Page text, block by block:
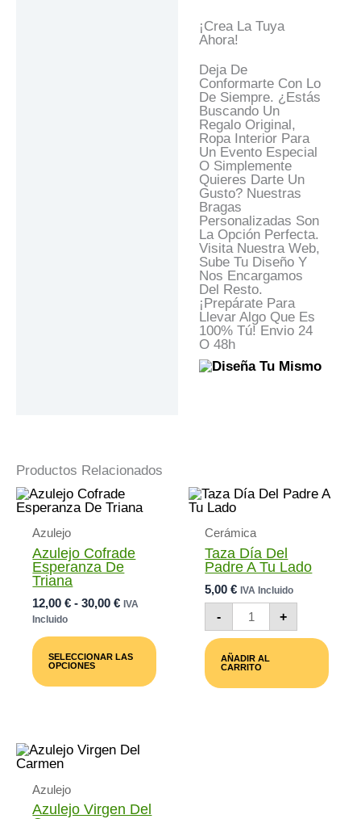
¡Crea La Tuya
Ahora!
Deja De
Conformarte Con Lo
De Siempre. ¿Estás
Buscando Un
Regalo Original,
Ropa Interior Para
Un Evento Especial
O Simplemente
Quieres Darte Un
Gusto? Nuestras
Bragas
Personalizadas Son
La Opción Perfecta.
Visita Nuestra Web,
Sube Tu Diseño Y
Nos Encargamos
Del Resto.
¡Prepárate Para
Llevar Algo Que Es
100% Tú! Envio 24
O 48h
Productos Relacionados
Azulejo
Azulejo Cofrade
Esperanza De
Triana
12,00€ - 30,00€Rango
Desde
12,00 €
Hasta
IVA
Incluido
SELECCIONAR LAS
OPCIONES
Producto
Múltiples
Cerámica
Taza Día Del
Padre A Tu Lado
5,00€ IVA Incluido
-
Taza
Día
Del
A
Lado
+
AÑADIR AL
CARRITO
Azulejo
Azulejo Virgen Del